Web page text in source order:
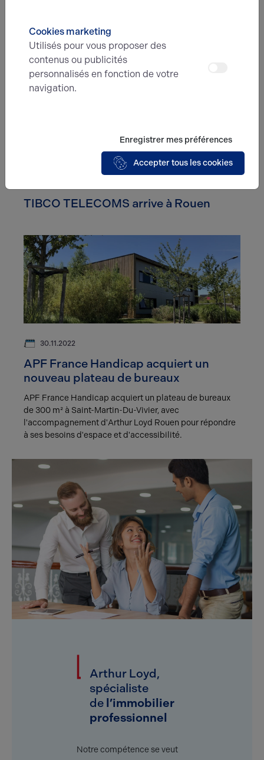
Affinicia s'installe à Rouen avec des bureaux réhabilités
de 324 m² sur la Rive Gauche, renforçant ainsi sa
présence dans la vente à distance multi-produits.
TIBCO TELECOMS arrive à Rouen
30.11.2022
APF France Handicap acquiert un
nouveau plateau de bureaux
APF France Handicap acquiert un plateau de bureaux
de 300 m² à Saint-Martin-Du-Vivier, avec
l'accompagnement d'Arthur Loyd Rouen pour répondre
à ses besoins d'espace et d'accessibilité.
Arthur Loyd,
spécialiste
de l’immobilier
professionnel
Notre compétence se veut
Cookies marketing
Utilisés pour vous proposer des
contenus ou publicités
personnalisés en fonction de votre
navigation.
Enregistrer mes préférences
Accepter tous les cookies